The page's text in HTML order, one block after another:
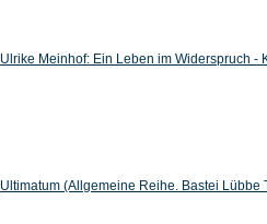
Ulrike Meinhof: Ein Leben im Widerspruch -
Ultimatum (Allgemeine Reihe. Bastei Lübbe